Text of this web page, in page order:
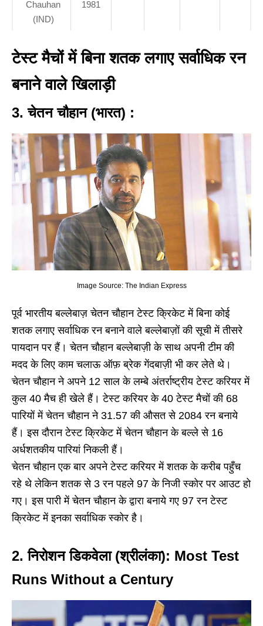
Chauhan
(IND)
1981
टेस्ट मैचों में बिना शतक लगाए सर्वाधिक रन
बनाने वाले खिलाड़ी
3. चेतन चौहान (भारत) :
Image Source: The Indian Express
पूर्व भारतीय बल्लेबाज़ चेतन चौहान टेस्ट क्रिकेट में बिना कोई
शतक लगाए सर्वाधिक रन बनाने वाले बल्लेबाज़ों की सूची में तीसरे
पायदान पर हैं। चेतन चौहान बल्लेबाज़ी के साथ अपनी टीम की
मदद के लिए काम चलाऊ ऑफ़ ब्रेक गेंदबाज़ी भी कर लेते थे।
चेतन चौहान ने अपने 12 साल के लम्बे अंतर्राष्ट्रीय टेस्ट करियर में
कुल 40 मैच ही खेले हैं। टेस्ट करियर के 40 टेस्ट मैचों की 68
पारियों में चेतन चौहान ने 31.57 की औसत से 2084 रन बनाये
हैं। इस दौरान टेस्ट क्रिकेट में चेतन चौहान के बल्ले से 16
अर्धशतकीय पारियां निकली हैं।
चेतन चौहान एक बार अपने टेस्ट करियर में शतक के करीब पहुँच
रहे थे लेकिन शतक से 3 रन पहले 97 के निजी स्कोर पर आउट हो
गए। इस पारी में चेतन चौहान के द्वारा बनाये गए 97 रन टेस्ट
क्रिकेट में इनका सर्वाधिक स्कोर है।
2. निरोशन डिकवेला (श्रीलंका): Most Test
Runs Without a Century